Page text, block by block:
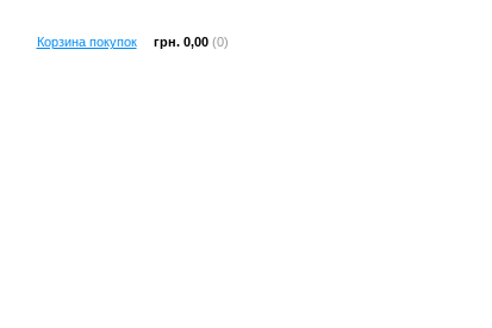
Корзина покупок грн. 0,00(0)